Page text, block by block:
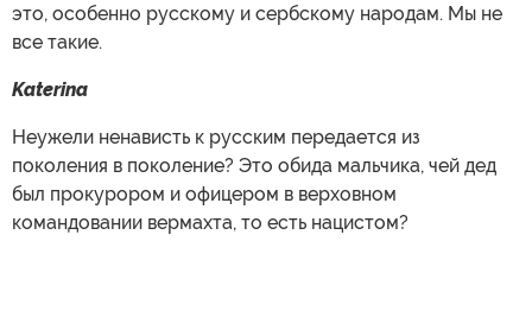
это, особенно русскому и сербскому народам. Мы не
все такие.
Katerina
Неужели ненависть к русским передается из
поколения в поколение? Это обида мальчика, чей дед
был прокурором и офицером в верховном
командовании вермахта, то есть нацистом?